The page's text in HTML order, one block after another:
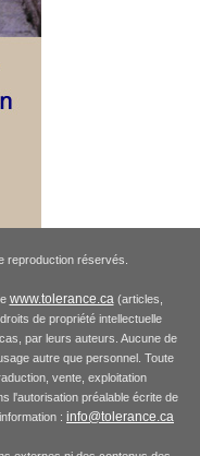
reproduction réservés.
www.tolerance.ca (articles,
de propriété intellectuelle
par leurs auteurs. Aucune de
autre que personnel. Toute
vente, exploitation
l'autorisation préalable écrite de
: info@tolerance.ca